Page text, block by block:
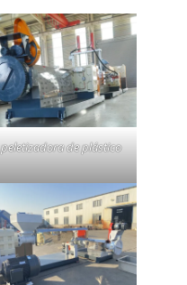
peletizadora de plástico